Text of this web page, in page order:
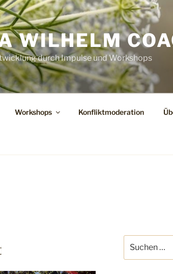
WILHELM
durch Impulse und Workshops
Workshops Konfliktmoderation
nach: